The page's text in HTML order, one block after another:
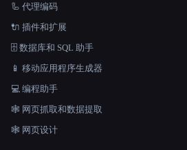
🦾 代理编码
🔌 插件和扩展
🗄️ 数据库和 SQL 助手
📱 移动应用程序生成器
💻 编程助手
🕸️ 网页抓取和数据提取
🕸 网页设计